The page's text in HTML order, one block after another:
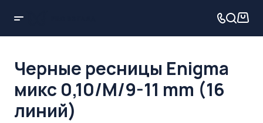
Черные ресницы Enigma
микс 0,10/M/9-11 mm (16
линий)